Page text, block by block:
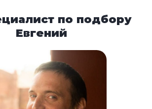
по подбору
Евгений